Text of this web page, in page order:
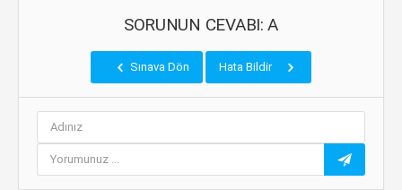
SORUNUN CEVABI: A
Sınava Dön Hata Bildir